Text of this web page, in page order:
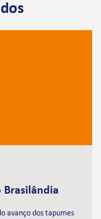
Brasilândia
avanço dos tapumes